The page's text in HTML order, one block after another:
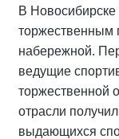
В Новосибирске
торжественным
набережной.
ведущие
торжественной
отрасли
выдающихся